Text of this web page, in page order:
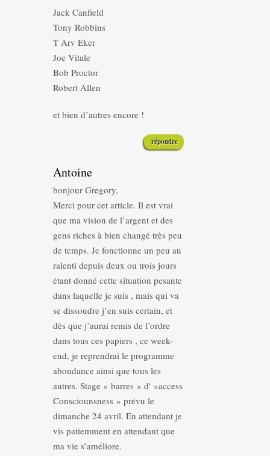
Jack Canfield
Tony Robbins
T Arv Eker
Joe Vitale
Bob Proctor
Robert Allen
et bien d’autres encore !
répondre
Antoine
bonjour Gregory,
Merci pour cet article. Il est vrai
que ma vision de l’argent et des
gens riches à bien changé très peu
de temps. Je fonctionne un peu au
ralenti depuis deux ou trois jours
étant donné cette situation pesante
dans laquelle je suis , mais qui va
se dissoudre j’en suis certain, et
dès que j’aurai remis de l’ordre
dans tous ces papiers , ce week-
end, je reprendrai le programme
abondance ainsi que tous les
autres. Stage « barres » d' »access
Consciounsness » prévu le
dimanche 24 avril. En attendant je
vis patiemment en attendant que
ma vie s’améliore.